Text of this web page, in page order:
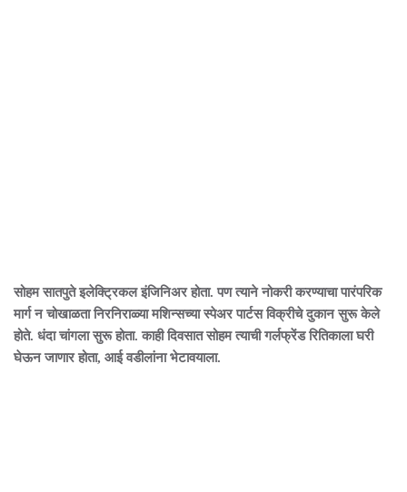
सोहम सातपुते इलेक्ट्रिकल इंजिनिअर होता. पण त्याने नोकरी करण्याचा पारंपरिक
मार्ग न चोखाळता निरनिराळ्या मशिन्सच्या स्पेअर पार्टस विक्रीचे दुकान सुरू केले
होते. धंदा चांगला सुरू होता. काही दिवसात सोहम त्याची गर्लफ्रेंड रितिकाला घरी
घेऊन जाणार होता, आई वडीलांना भेटावयाला.